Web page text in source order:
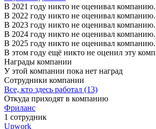
В 2021 году никто не оценивал компанию.
В 2022 году никто не оценивал компанию.
В 2023 году никто не оценивал компанию.
В 2024 году никто не оценивал компанию.
В 2025 году никто не оценивал компанию.
В этом году ещё никто не оценил эту
Награды компании
У этой компании пока нет наград
Сотрудники компании
Все, кто здесь работал (13)
Откуда приходят в компанию
Фриланс
1 сотрудник
Upwork